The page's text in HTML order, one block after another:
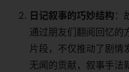
​日记叙事的巧妙结构​ ：
通过朋友们翻阅回忆的
片段，不仅推动了剧情
无闻的贡献，叙事手法